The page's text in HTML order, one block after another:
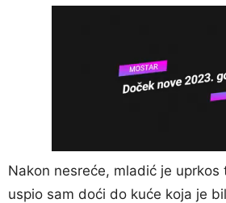
Nakon nesreće, mladić je uprkos
uspio sam doći do kuće koja je